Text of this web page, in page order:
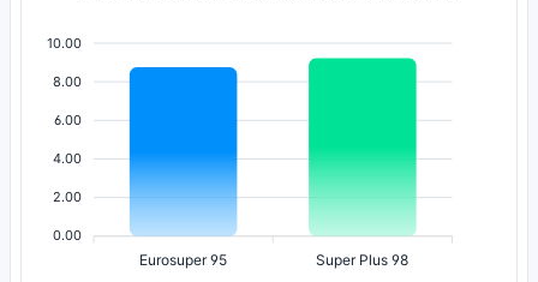
10.00
8.00
6.00
4.00
2.00
0.00
Eurosuper 95 Super Plus 98